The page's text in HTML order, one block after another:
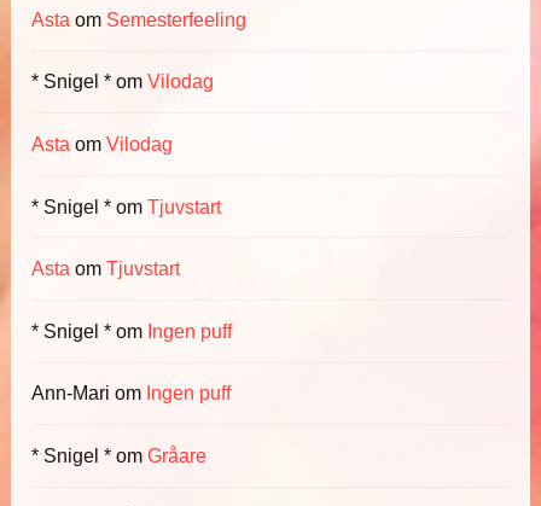
Asta om Semesterfeeling
* Snigel * omVilodag
Asta omVilodag
* Snigel * omTjuvstart
Asta omTjuvstart
* Snigel * om Ingen puff
Ann-Mari om Ingen puff
* Snigel * omGråare